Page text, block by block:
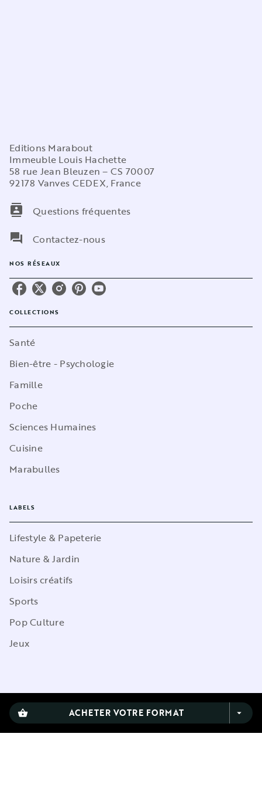
shopping_basket ACHETER VOTRE FORMAT arrow_drop_down
Editions Marabout
Immeuble Louis Hachette
58 rue Jean Bleuzen – CS 70007
92178 Vanves CEDEX, France
contacts
Questions fréquentes
question_answer
Contactez-nous
NOS RÉSEAUX
COLLECTIONS
Santé
Bien-être - Psychologie
Famille
Poche
Sciences Humaines
Cuisine
Marabulles
LABELS
Lifestyle & Papeterie
Nature & Jardin
Loisirs créatifs
Sports
Pop Culture
Jeux
CGU
Charte de référencement
Charte des Données Personnelles